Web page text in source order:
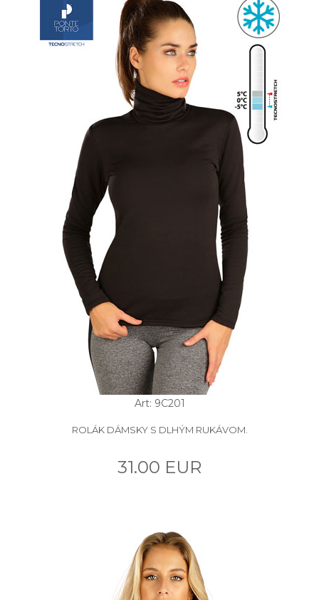
Art: 9C201
ROLÁK DÁMSKY S DLHÝM RUKÁVOM.
31.00 EUR